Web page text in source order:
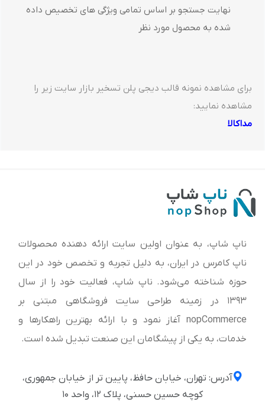
نهایت جستجو بر اساس تمامی ویژگی های تخصیص داده
شده به محصول مورد نظر
برای مشاهده نمونه قالب دیجی پلن تسخیر بازار سایت زیر را
مشاهده نمایید:
مداکالا
ناپ شاپ، به عنوان اولین سایت ارائه‌ دهنده محصولات
ناپ کامرس در ایران، به دلیل تجربه و تخصص خود در این
حوزه شناخته می‌شود. ناپ شاپ، فعالیت خود را از سال
1393 در زمینه طراحی سایت فروشگاهی مبتنی بر
nopCommerce آغاز نمود و با ارائه بهترین راهکارها و
خدمات، به یکی از پیشگامان این صنعت تبدیل شده است.
آدرس: تهران، خیابان حافظ، پایین تر از خیابان جمهوری،
کوچه حسین حسنی، پلاک ۱۲، واحد ۱۰